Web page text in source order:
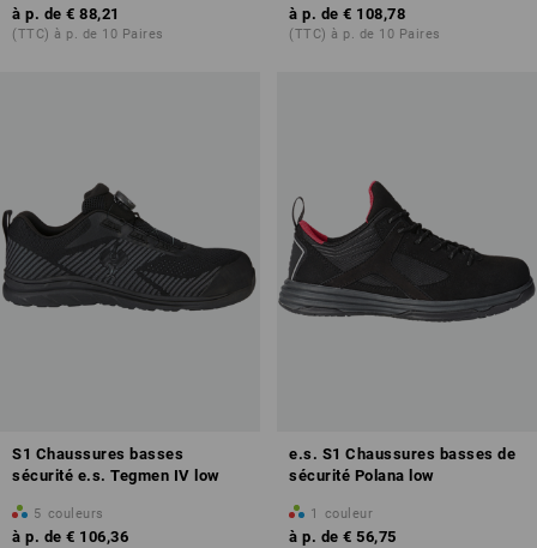
à p. de € 88,21
(TTC) à p. de 10 Paires
à p. de € 108,78
(TTC) à p. de 10 Paires
S1 Chaussures basses
sécurité e.s. Tegmen IV low
5 couleurs
à p. de € 106,36
e.s. S1 Chaussures basses de
sécurité Polana low
1 couleur
à p. de € 56,75